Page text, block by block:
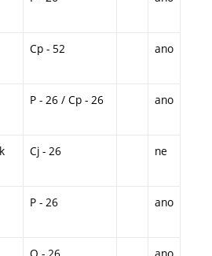
Cp - 52 ano
P - 26 / Cp - 26 ano
Cj - 26 ne
P - 26 ano